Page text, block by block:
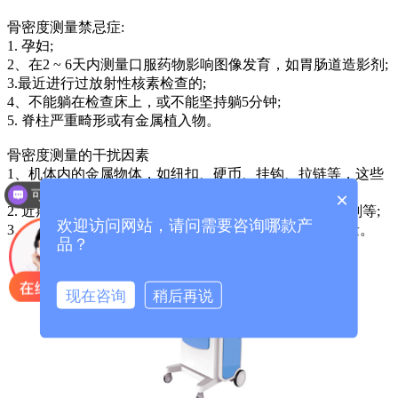
骨密度测量禁忌症:
1. 孕妇;
2、在2 ~ 6天内测量口服药物影响图像发育，如胃肠道造影剂;
3.最近进行过放射性核素检查的;
4、不能躺在检查床上，或不能坚持躺5分钟;
5. 脊柱严重畸形或有金属植入物。
骨密度测量的干扰因素
1、机体内的金属物体，如纽扣、硬币、挂钩、拉链等，这些
都应在丈量后取下;
2. 近期服用肠道不能吸收的药物，如钡、钙、椎管造影剂等;
3、一般食物不影响测量，可以在饭后2-4小时后进行测量。
×
欢迎访问网站，请问需要咨询哪款产
品？
现在咨询 稍后再说